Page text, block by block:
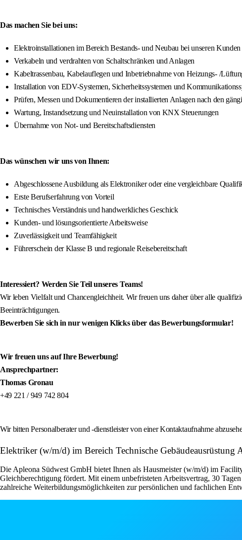
Das machen Sie bei uns:
Elektroinstallationen im Bereich Bestands- und Neubau bei unseren
Verkabeln und verdrahten von Schaltschränken und Anlagen
Kabeltrassenbau, Kabelauflegen und Inbetriebnahme von Heizungs- /
Installation von EDV-Systemen, Sicherheitssystemen und
Prüfen, Messen und Dokumentieren der installierten Anlagen nach den
Wartung, Instandsetzung und Neuinstallation von KNX Steuerungen
Übernahme von Not- und Bereitschaftsdiensten
Das wünschen wir uns von Ihnen:
Abgeschlossene Ausbildung als Elektroniker oder eine vergleichbare
Erste Berufserfahrung von Vorteil
Technisches Verständnis und handwerkliches Geschick
Kunden- und lösungsorientierte Arbeitsweise
Zuverlässigkeit und Teamfähigkeit
Führerschein der Klasse B und regionale Reisebereitschaft
Interessiert? Werden Sie Teil unseres Teams!
Wir leben Vielfalt und Chancengleichheit. Wir freuen uns daher über alle
Beeinträchtigungen.
Bewerben Sie sich in nur wenigen Klicks über das Bewerbungsformular!
Wir freuen uns auf Ihre Bewerbung!
Ansprechpartner:
Thomas Gronau
+49 221 / 949 742 804
Wir bitten Personalberater und -dienstleister von einer Kontaktaufnahme
Elektriker (w/m/d) im Bereich Technische Gebäudeausrüstung
Die Apleona Südwest GmbH bietet Ihnen als Hausmeister (w/m/d) im
Gleichberechtigung fördert. Mit einem unbefristeten Arbeitsvertrag, 30
zahlreiche Weiterbildungsmöglichkeiten zur persönlichen und fachlichen